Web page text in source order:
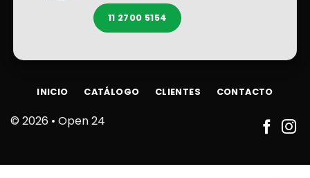
11 2700 5154
© 2026 • Open 24
INICIO CATÁLOGO CLIENTES CONTACTO